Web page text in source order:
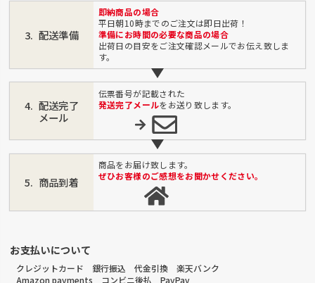
配送準備
即納商品の場合
平日朝10時までのご注文は即日出荷！
準備にお時間の必要な商品の場合
出荷日の目安をご注文確認メールでお伝え致しま
す。
配送完了
メール
伝票番号が記載された
発送完了メールをお送り致します。
商品到着
商品をお届け致します。
ぜひお客様のご感想をお聞かせください。
お支払いについて
クレジットカード 銀行振込 代金引換 楽天バンク
Amazon payments コンビニ後払 PayPay